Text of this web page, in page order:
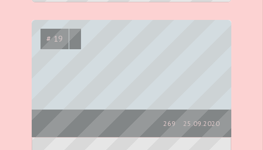
# 19
25.09.2020
269